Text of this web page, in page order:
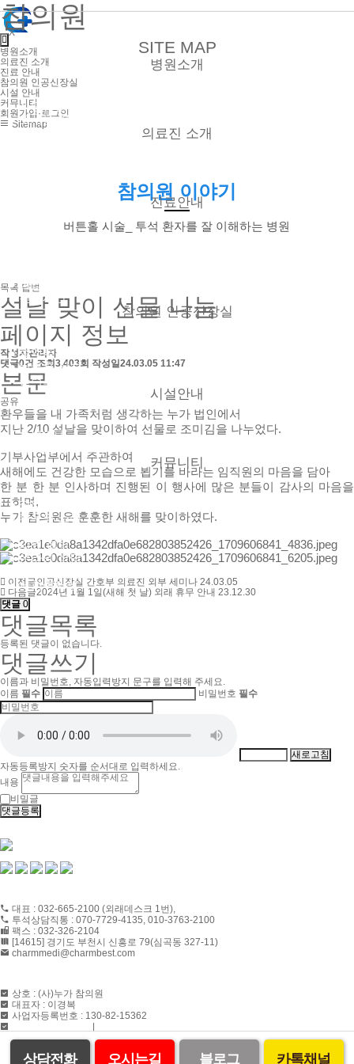
참의원
병원소개
의료진 소개
진료 안내
참의원 인공신장실
시설 안내
커뮤니티
회원가입·로그인
Sitemap
X
SITE MAP
병원소개
● 사단법인 누가 참의원
● 오시는 길
의료진 소개
진료안내
● 비급여 진료항목
● 진료시간
참의원 인공신장실
● 혈액투석
● 버튼홀 시술
● 둘러보기
시설안내
● 층별안내
커뮤니티
● 참의원 이야기
● 환우의 소리
● 의료 협력
● 온라인 상담
● 사회복지실
참의원 이야기
버튼홀 시술_ 투석 환자를 잘 이해하는 병원
목록 답변
설날 맞이 선물 나눔
페이지 정보
작성자관리자
댓글0건 조회 3,403회 작성일24.03.05 11:47
본문
공유
환우들을 내 가족처럼 생각하는 누가 법인에서
지난 2/10 설날을 맞이하여 선물로 조미김을 나누었다.
기부사업부에서 주관하여
새해에도 건강한 모습으로 뵙기를 바라는 임직원의 마음을 담아
한 분 한 분 인사하며 진행된 이 행사에 많은 분들이 감사의 마음을
표하며,
누가 참의원은 훈훈한 새해를 맞이하였다.
이전글인공신장실 간호부 의료진 외부 세미나 24.03.05
다음글2024년 1월 1일(새해 첫 날) 외래 휴무 안내 23.12.30
댓글 0
댓글목록
등록된 댓글이 없습니다.
댓글쓰기
이름과 비밀번호, 자동입력방지 문구를 입력해 주세요.
이름 필수 비밀번호 필수
새로고침
자동등록방지 숫자를 순서대로 입력하세요.
내용
비밀글
댓글등록
대표 : 032-665-2100 (외래데스크 1번),
투석상담직통 : 070-7729-4135, 010-3763-2100
팩스 : 032-326-2104
[14615] 경기도 부천시 신흥로 79(심곡동 327-11)
charmmedi@charmbest.com
상호 : (사)누가 참의원
대표자 : 이경복
사업자등록번호 : 130-82-15362
상담전화 오시는길 블로그 카톡채널